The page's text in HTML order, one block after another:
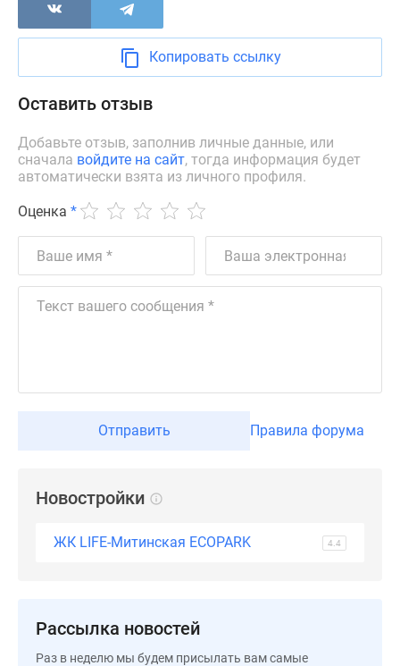
эксперта
Покупателю
новостроек
Эксперты
авторы
проекте
Контакты
Реклама
ипотека
скидками
Копировать ссылку
Оставить отзыв
Добавьте отзыв, заполнив личные данные, или
сначала войдите на сайт, тогда информация будет
автоматически взята из личного профиля.
Оценка *
Отправить Правила форума
Новостройки
ЖК LIFE-Митинская ECOPARK 4.4
Рассылка новостей
Раз в неделю мы будем присылать вам самые